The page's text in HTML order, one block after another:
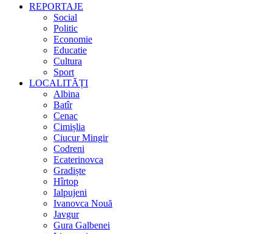
REPORTAJE
Social
Politic
Economie
Educatie
Cultura
Sport
LOCALITĂȚI
Albina
Batîr
Cenac
Cimișlia
Ciucur Mingir
Codreni
Ecaterinovca
Gradiște
Hîrtop
Ialpujeni
Ivanovca Nouă
Javgur
Gura Galbenei